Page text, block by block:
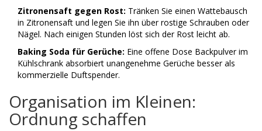
Zitronensaft gegen Rost: Tränken Sie einen Wattebausch
in Zitronensaft und legen Sie ihn über rostige Schrauben oder
Nägel. Nach einigen Stunden löst sich der Rost leicht ab.
Baking Soda für Gerüche: Eine offene Dose Backpulver im
Kühlschrank absorbiert unangenehme Gerüche besser als
kommerzielle Duftspender.
Organisation im Kleinen:
Ordnung schaffen